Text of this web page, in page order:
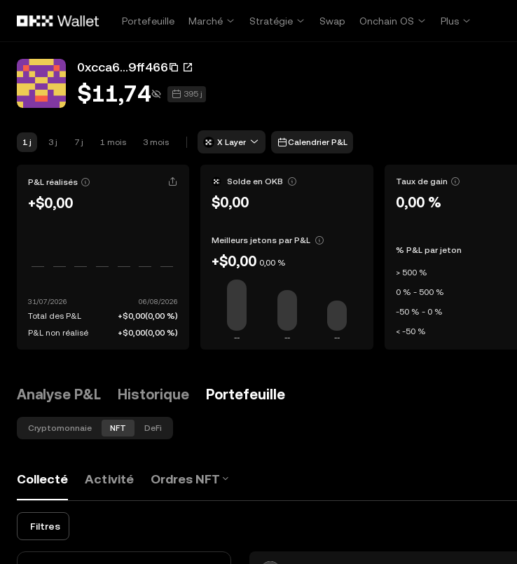
Portefeuille
Marché Stratégie Swap Onchain OS Plus
0xcca6...9ff466
$11,74 395 j
1 j 3 j 7 j 1 mois 3 mois X Layer Calendrier P&L
P&L réalisés
+$0,00
Total des P&L +$0,00(0,00 %)
P&L non réalisé
+$0,00(0,00 %)
Solde en OKB
$0,00
Meilleurs jetons par P&L
+$0,00 0,00 %
-- -- --
Taux de gain
0,00 %
% P&L par jeton
> 500 %
0 % - 500 %
-50 % - 0 %
< -50 %
Analyse P&L Historique Portefeuille
Cryptomonnaie NFT DeFi
Collecté Activité Ordres NFT
Filtres